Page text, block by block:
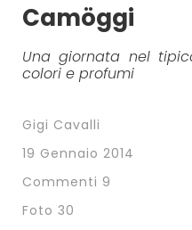
Camöggi
Una giornata nel
colori e profumi
Gigi Cavalli
19 Gennaio 2014
Commenti 9
Foto 30